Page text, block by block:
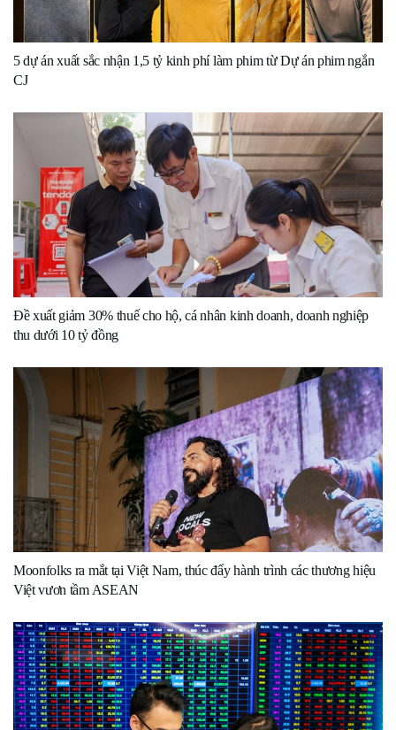
5 dự án xuất sắc nhận 1,5 tỷ kinh phí làm phim từ Dự án phim ngắn
CJ
Đề xuất giảm 30% thuế cho hộ, cá nhân kinh doanh, doanh nghiệp
thu dưới 10 tỷ đồng
Moonfolks ra mắt tại Việt Nam, thúc đẩy hành trình các thương hiệu
Việt vươn tầm ASEAN